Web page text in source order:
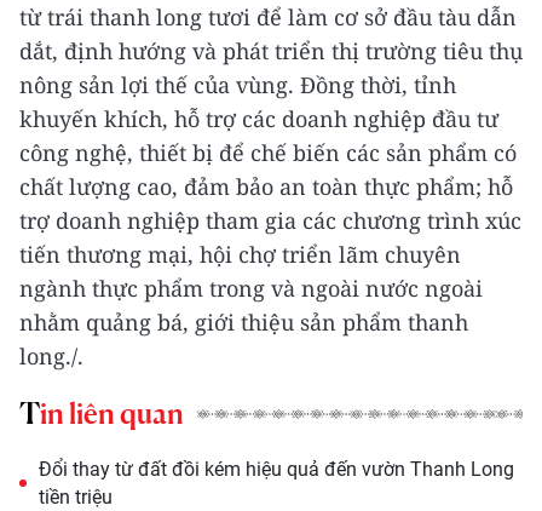
từ trái thanh long tươi để làm cơ sở đầu tàu dẫn
dắt, định hướng và phát triển thị trường tiêu thụ
nông sản lợi thế của vùng. Đồng thời, tỉnh
khuyến khích, hỗ trợ các doanh nghiệp đầu tư
công nghệ, thiết bị để chế biến các sản phẩm có
chất lượng cao, đảm bảo an toàn thực phẩm; hỗ
trợ doanh nghiệp tham gia các chương trình xúc
tiến thương mại, hội chợ triển lãm chuyên
ngành thực phẩm trong và ngoài nước ngoài
nhằm quảng bá, giới thiệu sản phẩm thanh
long./.
Tin liên quan
Đổi thay từ đất đồi kém hiệu quả đến vườn Thanh Long
tiền triệu